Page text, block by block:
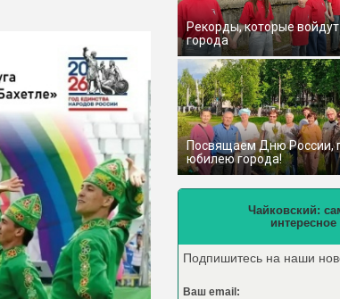
Рекорды, которые
города
Посвящаем Дню России,
юбилею города!
Чайковский:
интересное
Подпишитесь на наши
Ваш email: